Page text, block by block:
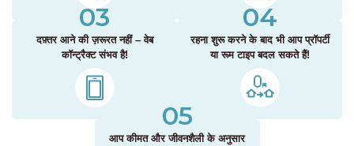
03
दफ़्तर आने की ज़रूरत नहीं – वेब
कॉन्ट्रैक्ट संभव है!
04
रहना शुरू करने के बाद भी आप प्रॉपर्टी
या रूम टाइप बदल सकते हैं!
05
आप कीमत और जीवनशैली के अनुसार